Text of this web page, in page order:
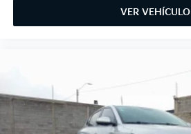
VER VEHÍCULO